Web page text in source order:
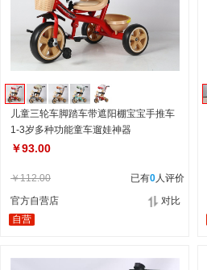
儿童三轮车脚踏车带遮阳棚宝宝手推车
1-3岁多种功能童车遛娃神器
￥93.00
￥112.00 已有0人评价
官方自营店
对比
自营